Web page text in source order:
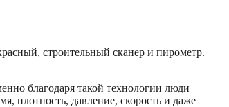
строительный сканер и пирометр.
благодаря такой технологии люди
плотность, давление, скорость и даже